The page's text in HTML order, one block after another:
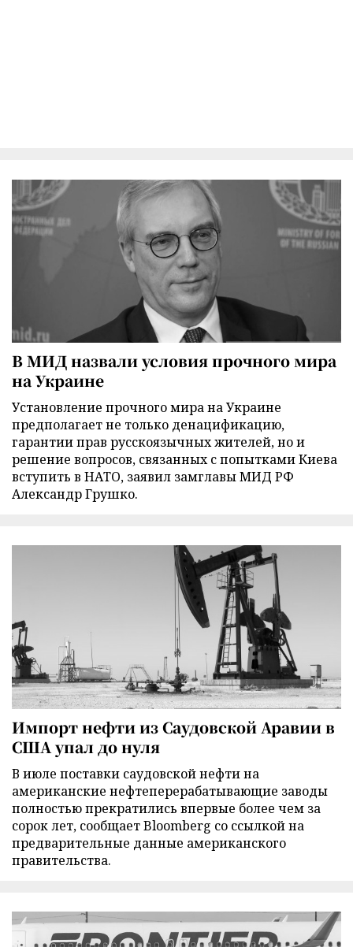
В МИД назвали условия прочного мира
на Украине
Установление прочного мира на Украине
предполагает не только денацификацию,
гарантии прав русскоязычных жителей, но и
решение вопросов, связанных с попытками Киева
вступить в НАТО, заявил замглавы МИД РФ
Александр Грушко.
Импорт нефти из Саудовской Аравии в
США упал до нуля
В июле поставки саудовской нефти на
американские нефтеперерабатывающие заводы
полностью прекратились впервые более чем за
сорок лет, сообщает Bloomberg со ссылкой на
предварительные данные американского
правительства.